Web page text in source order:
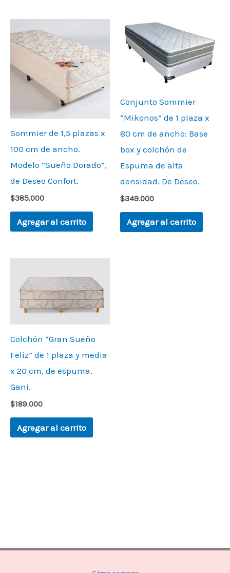
Sommier de 1,5 plazas x
100 cm de ancho.
Modelo “Sueño Dorado”,
de Deseo Confort.
$385.000
Agregar al carrito
Conjunto Sommier
“Mikonos” de 1 plaza x
80 cm de ancho: Base
box y colchón de
Espuma de alta
densidad. De Deseo.
$349.000
Agregar al carrito
Colchón “Gran Sueño
Feliz” de 1 plaza y media
x 20 cm, de espuma.
Gani.
$189.000
Agregar al carrito